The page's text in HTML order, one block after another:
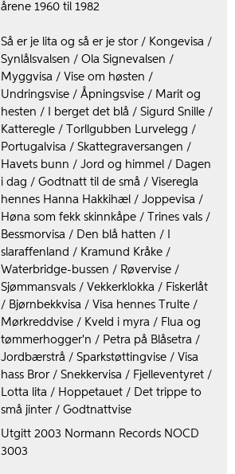
årene 1960 til 1982
Så er je lita og så er je stor / Kongevisa /
Synlålsvalsen / Ola Signevalsen /
Myggvisa / Vise om høsten /
Undringsvise / Åpningsvise / Marit og
hesten / I berget det blå / Sigurd Snille /
Katteregle / Torllgubben Lurvelegg /
Portugalvisa / Skattegraversangen /
Havets bunn / Jord og himmel / Dagen
i dag / Godtnatt til de små / Viseregla
hennes Hanna Hakkihæl / Joppevisa /
Høna som fekk skinnkåpe / Trines vals /
Bessmorvisa / Den blå hatten / I
slaraffenland / Kramund Kråke /
Waterbridge-bussen / Røvervise /
Sjømmansvals / Vekkerklokka / Fiskerlåt
/ Bjørnbekkvisa / Visa hennes Trulte /
Mørkreddvise / Kveld i myra / Flua og
tømmerhogger'n / Petra på Blåsetra /
Jordbærstrå / Sparkstøttingvise / Visa
hass Bror / Snekkervisa / Fjelleventyret /
Lotta lita / Hoppetauet / Det trippe to
små jinter / Godtnattvise
Utgitt 2003 Normann Records NOCD
3003